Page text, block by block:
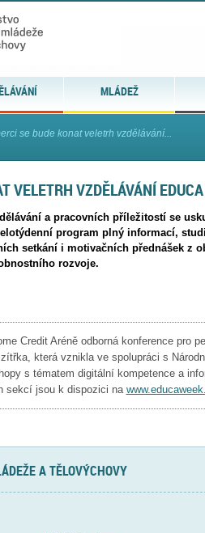
MLÁDEŽ
se bude konat veletrh vzdělávání...
VELETRH VZDĚLÁVÁNÍ
a pracovních příležitostí se
program plný informací,
setkání i motivačních přednášek z
rozvoje.
Credit Aréně odborná konference pro
která vznikla ve spolupráci s
s tématem digitální kompetence a
sekcí jsou k dispozici na
A TĚLOVÝCHOVY